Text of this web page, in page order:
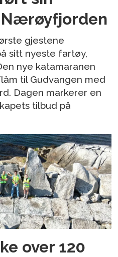
gjestene
sitt nyeste fartøy,
nye katamaranen
til Gudvangen med
Dagen markerer en
tilbud på
over 120